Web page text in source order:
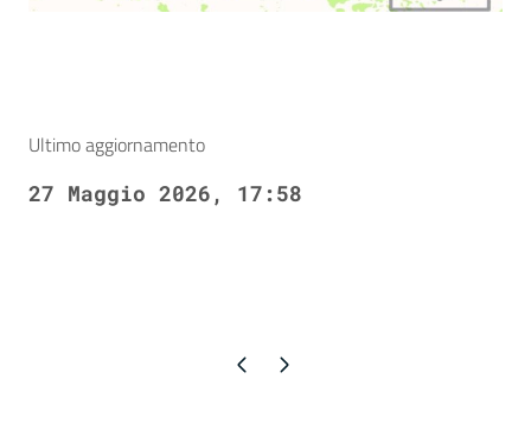
Ultimo aggiornamento
27 Maggio 2026, 17:58
Pagina precedente
Pagina successiva